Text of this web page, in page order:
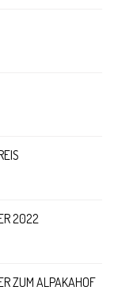
2022
ZUM ALPAKAHOF